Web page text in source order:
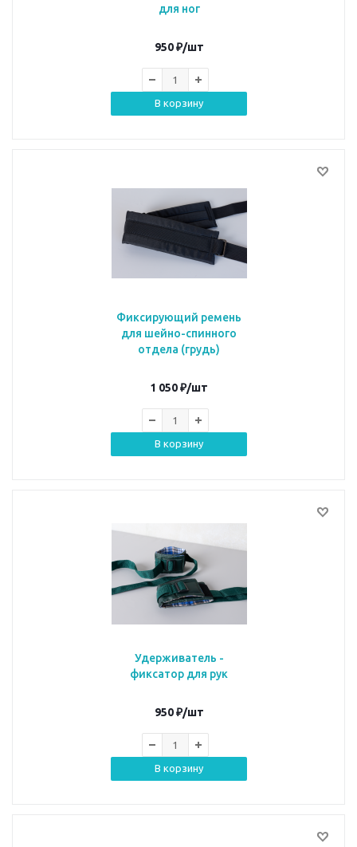
для ног
950₽/шт
В корзину
Фиксирующий ремень
для шейно-спинного
отдела (грудь)
1 050₽/шт
В корзину
Удерживатель -
фиксатор для рук
950₽/шт
В корзину